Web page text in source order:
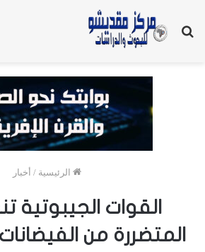
بحث
الرئيسية / أخبار
القوات الجيبوتية
المتضررة من